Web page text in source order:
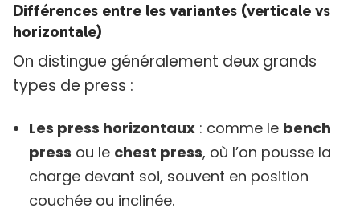
Différences entre les variantes (verticale vs
horizontale)
On distingue généralement deux grands
types de press :
Les press horizontaux : comme le bench
press ou le chest press, où l’on pousse la
charge devant soi, souvent en position
couchée ou inclinée.